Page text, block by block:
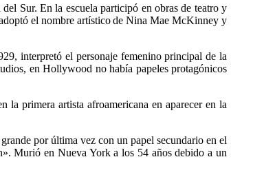
Sur. En la escuela participó en obras de teatro y
el nombre artístico de Nina Mae McKinney y
interpretó el personaje femenino principal de la
en Hollywood no había papeles protagónicos
la primera artista afroamericana en aparecer en la
por última vez con un papel secundario en el
Murió en Nueva York a los 54 años debido a un